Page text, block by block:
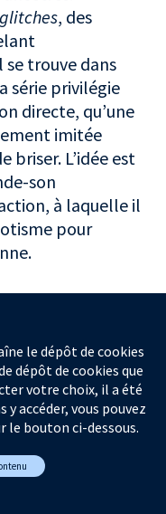
glitches, des
se trouve dans
série privilégie
directe, qu’une
imitée
briser. L’idée est
son
à laquelle il
pour
le dépôt de cookies
dépôt de cookies que
votre choix, il a été
accéder, vous pouvez
le bouton ci-dessous.